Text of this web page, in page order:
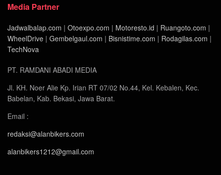
Media Partner
Jadwalbalap.com | Otoexpo.com | Motoresto.id | Ruangoto.com |
WheelDrive | Gembelgaul.com | Bisnistime.com | Rodagilas.com |
TechNova
PT. RAMDANI ABADI MEDIA
Jl. KH. Noer Alie Kp. Irian RT 07/02 No.44, Kel. Kebalen, Kec.
Babelan, Kab. Bekasi, Jawa Barat.
Email :
redaksi@alanbikers.com
alanbikers1212@gmail.com